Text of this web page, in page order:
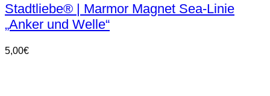
Stadtliebe® | Marmor Magnet Sea-Linie
„Anker und Welle“
5,00€